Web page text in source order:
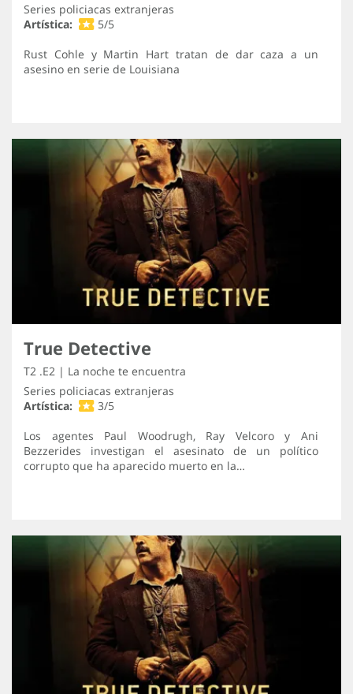
Series policiacas extranjeras
Artística:
5/5
Rust Cohle y Martin Hart tratan de dar caza a un
asesino en serie de Louisiana
True Detective
T2 .E2 | La noche te encuentra
Series policiacas extranjeras
Artística:
3/5
Los agentes Paul Woodrugh, Ray Velcoro y Ani
Bezzerides investigan el asesinato de un político
corrupto que ha aparecido muerto en la…